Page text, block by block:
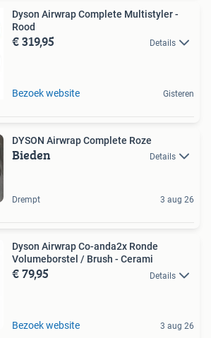
Dyson Airwrap Complete Multistyler -
Rood
€ 319,95 Details
Bezoek website Gisteren
DYSON Airwrap Complete Roze
Bieden Details
Drempt 3 aug 26
Dyson Airwrap Co-anda2x Ronde
Volumeborstel / Brush - Cerami
€ 79,95 Details
Bezoek website 3 aug 26